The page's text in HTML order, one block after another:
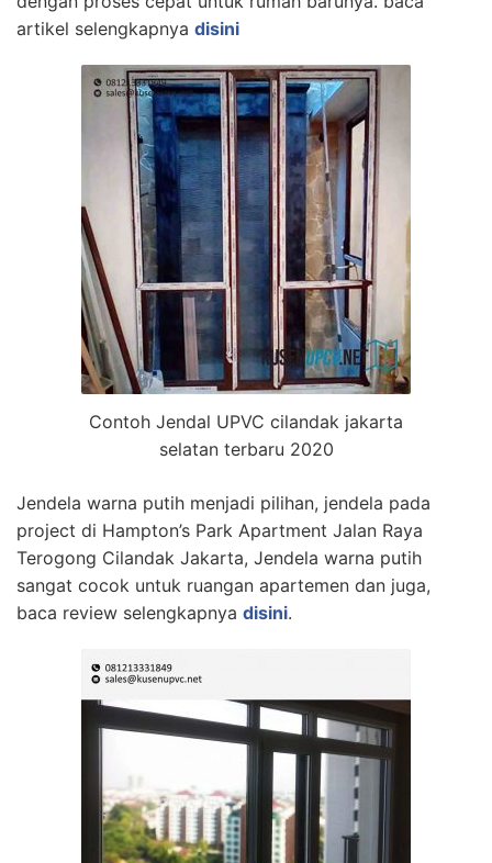
artikel selengkapnya disini
Contoh Jendal UPVC cilandak jakarta
selatan terbaru 2020
Jendela warna putih menjadi pilihan, jendela pada
project di Hampton’s Park Apartment Jalan Raya
Terogong Cilandak Jakarta, Jendela warna putih
sangat cocok untuk ruangan apartemen dan juga,
baca review selengkapnya disini.